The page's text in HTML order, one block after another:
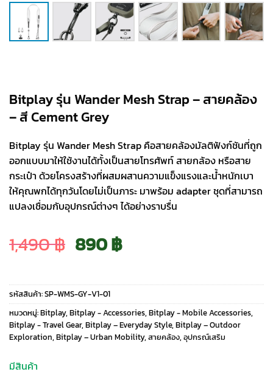
Bitplay รุ่น Wander Mesh Strap – สายคล้อง
– สี Cement Grey
Bitplay รุ่น Wander Mesh Strap คือสายคล้องมัลติฟังก์ชันที่ถูก
ออกแบบมาให้ใช้งานได้ทั้งเป็นสายโทรศัพท์ สายกล้อง หรือสาย
กระเป๋า ด้วยโครงสร้างที่ผสมผสานความแข็งแรงและน้ำหนักเบา
ให้คุณพกได้ทุกวันโดยไม่เป็นภาระ มาพร้อม adapter ชุดที่สามารถ
แปลงเชื่อมกับอุปกรณ์ต่างๆ ได้อย่างราบรื่น
1,490฿ Original
price
was:
1,490 ฿.
890฿Current
price
is:
890 ฿.
รหัสสินค้า:SP-WMS-GY-V1-01
หมวดหมู่:Bitplay, Bitplay - Accessories, Bitplay - Mobile Accessories,
Bitplay - Travel Gear, Bitplay – Everyday Style, Bitplay – Outdoor
Exploration, Bitplay – Urban Mobility, สายคล้อง, อุปกรณ์เสริม
มีสินค้า